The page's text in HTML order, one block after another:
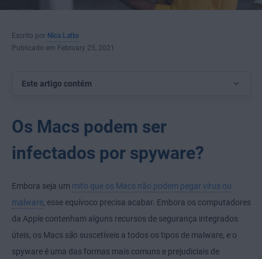
Escrito por Nica Latto
Publicado em February 25, 2021
Este artigo contém
Os Macs podem ser
infectados por spyware?
Embora seja um mito que os Macs não podem pegar vírus ou
malware, esse equívoco precisa acabar. Embora os computadores
da Apple contenham alguns recursos de segurança integrados
úteis, os Macs são suscetíveis a todos os tipos de malware, e o
spyware é uma das formas mais comuns e prejudiciais de